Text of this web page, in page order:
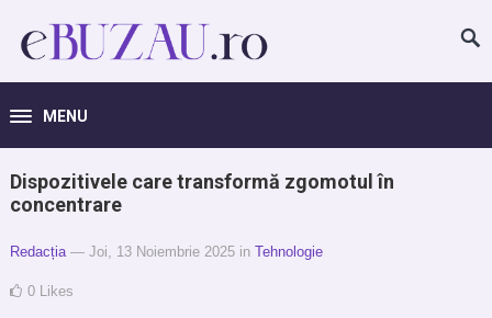
MENU
Dispozitivele care transformă zgomotul în
concentrare
Redacția — Joi, 13 Noiembrie 2025 in Tehnologie
0 Likes